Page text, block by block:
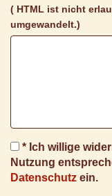
( HTML ist nicht
umgewandelt.)
* Ich willige
Nutzung
Datenschutz ein.